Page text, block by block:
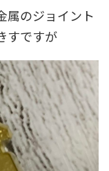
属のジョイント
すですが